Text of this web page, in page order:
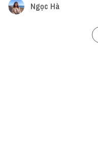
Ngọc Hà